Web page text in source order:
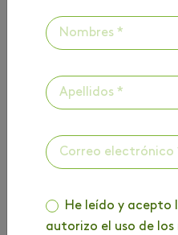
Si No
Solicita
He leído y acepto
autorizo el uso de